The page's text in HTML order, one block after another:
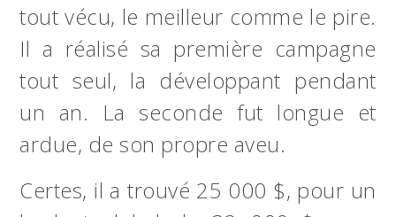
tout vécu, le meilleur comme le pire.
Il a réalisé sa première campagne
tout seul, la développant pendant
un an. La seconde fut longue et
ardue, de son propre aveu.
Certes, il a trouvé 25 000 $, pour un